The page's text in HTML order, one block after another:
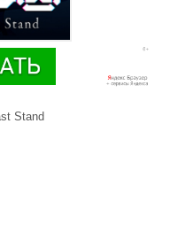
Stand